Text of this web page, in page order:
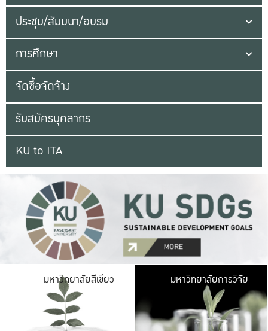
ประชุม/สัมมนา/อบรม
การศึกษา
จัดซื้อจัดจ้าง
รับสมัครบุคลากร
KU to ITA
มหาวิทยาลัยสีเขียว มหาวิ
มีพื้นที่เขียวสดใส
เป็นป่าในเมือง เกษต
มหาวิทยาลัยการวิจัย